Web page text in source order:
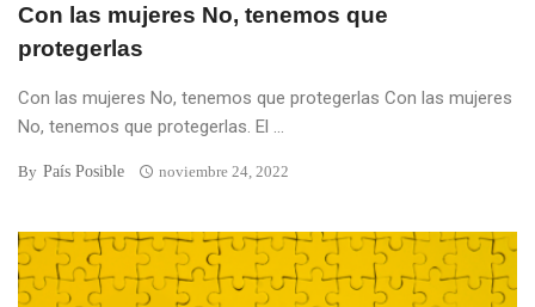
Con las mujeres No, tenemos que
protegerlas
Con las mujeres No, tenemos que protegerlas Con las mujeres
No, tenemos que protegerlas. El ...
By País Posible noviembre 24, 2022